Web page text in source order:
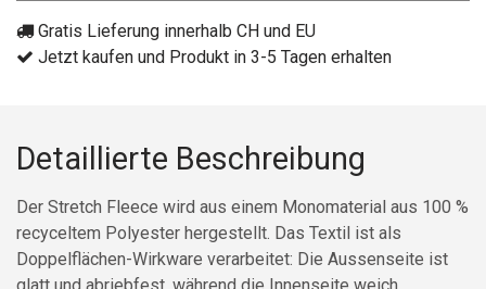
Gratis Lieferung innerhalb CH und EU
Jetzt kaufen und Produkt in 3-5 Tagen erhalten
Detaillierte Beschreibung
Der Stretch Fleece wird aus einem Monomaterial aus 100 %
recyceltem Polyester hergestellt. Das Textil ist als
Doppelflächen-Wirkware verarbeitet: Die Aussenseite ist